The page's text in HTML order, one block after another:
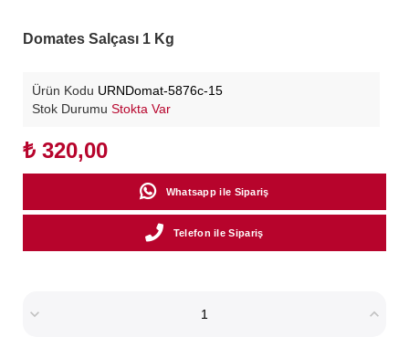
Domates Salçası 1 Kg
Ürün Kodu URNDomat-5876c-15
Stok Durumu Stokta Var
₺ 320,00
Whatsapp ile Sipariş
Telefon ile Sipariş